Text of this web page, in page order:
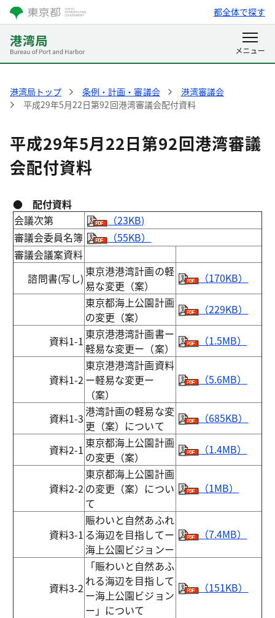
都全体で探す
港湾局トップ 条例・計画・審議会
港湾審議会
平成29年5月22日第92回港湾審議会配付資料
平成29年5月22日第92回港湾審議
会配付資料
● 配付資料
会議次第
（23KB)
審議会委員名簿
（55KB）
審議会議案資料
諮問書(写し) 東京港港湾計画の軽
易な変更（案）
（170KB）
東京都海上公園計画
の変更（案）
（229KB）
資料1-1 東京港港湾計画書ー
軽易な変更ー（案）
（1.5MB）
資料1-2
東京港港湾計画資料
ー軽易な変更ー
（案）
（5.6MB）
資料1-3港湾計画の軽易な変
更（案）について
（685KB）
資料2-1 東京都海上公園計画
の変更（案）
（1.4MB）
資料2-2
東京都海上公園計画
の変更（案）につい
て
（1MB）
資料3-1
賑わいと自然あふれ
る海辺を目指してー
海上公園ビジョンー
（7.4MB）
資料3-2
「賑わいと自然あふ
れる海辺を目指して
ー海上公園ビジョン
ー」について
（151KB）